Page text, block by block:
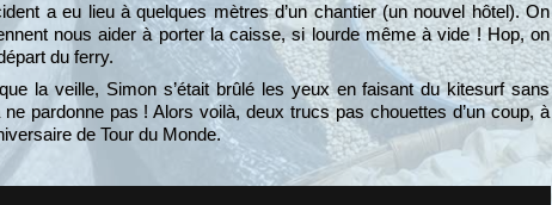
a eu lieu à quelques mètres d’un chantier (un nouvel hôtel). On
nous aider à porter la caisse, si lourde même à vide ! Hop, on
du ferry.
la veille, Simon s’était brûlé les yeux en faisant du kitesurf sans
pardonne pas ! Alors voilà, deux trucs pas chouettes d’un coup, à
de Tour du Monde.